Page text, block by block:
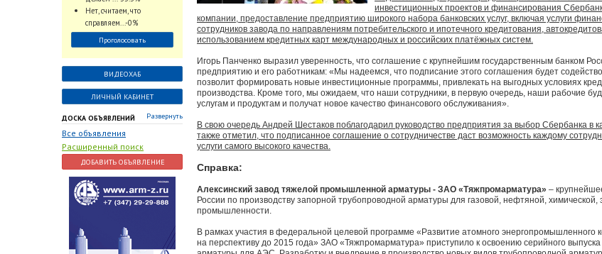
интеллект и цифровые
заказы для ускорения
обработки заказов и
оперативной отгрузки
продукции конечному
потребителю?
Нет, считаем, что
справляем...-0%
Проголосовать
ВИДЕОХАБ
ЛИЧНЫЙ КАБИНЕТ
ДОСКА ОБЪЯВЛЕНИЙ Развернуть
Все объявления
Расширенный поиск
ДОБАВИТЬ ОБЪЯВЛЕНИЕ
инвестиционных проектов и финансирования
компании, предоставление предприятию широкого набора банковских услуг, включая услуги
сотрудников завода по направлениям потребительского и ипотечного кредитования,
использованием кредитных карт международных и российских платёжных систем.
Игорь Панченко выразил уверенность, что соглашение с крупнейшим государственным банком
предприятию и его работникам: «Мы надеемся, что подписание этого соглашения будет
позволит формировать новые инвестиционные программы, привлекать на выгодных условиях
производства. Кроме того, мы ожидаем, что наши сотрудники, в первую очередь, наши рабочие
услугам и продуктам и получат новое качество финансового обслуживания».
В свою очередь Андрей Шестаков поблагодарил руководство предприятия за выбор Сбербанка в
также отметил, что подписанное соглашение о сотрудничестве даст возможность каждому
услуги самого высокого качества.
Справка:
Алексинский завод тяжелой промышленной арматуры - ЗАО «Тяжпромарматура» –
России по производству запорной трубопроводной арматуры для газовой, нефтяной, химической,
промышленности.
В рамках участия в федеральной целевой программе «Развитие атомного энергопромышленного
на перспективу до 2015 года» ЗАО «Тяжпромарматура» приступило к освоению серийного